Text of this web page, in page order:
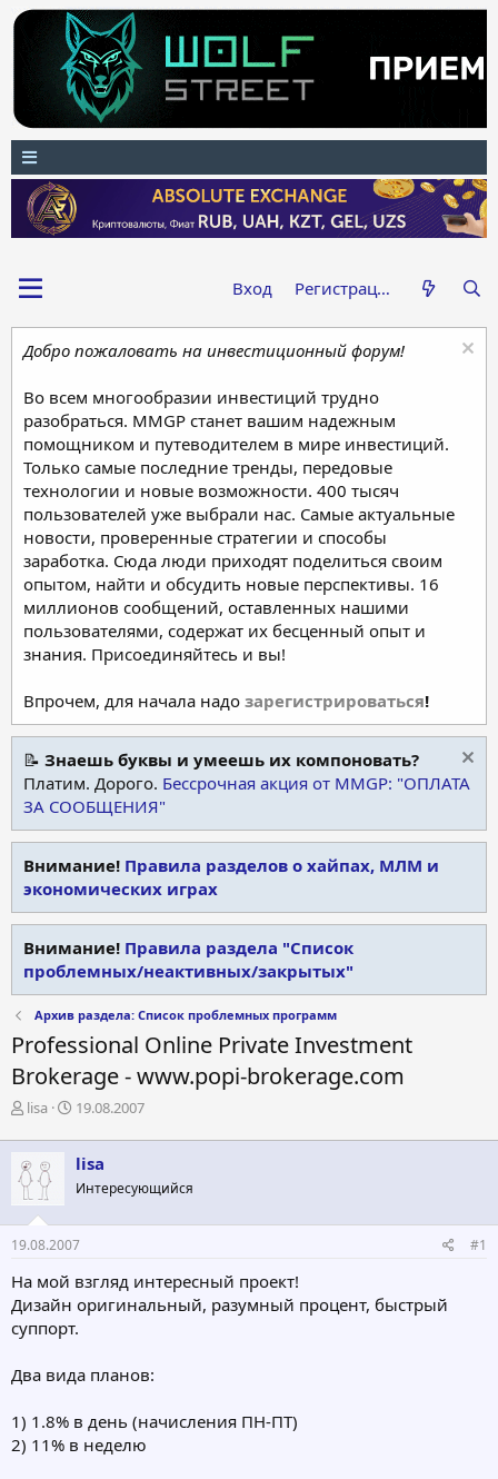
Вход Регистрация
Добро пожаловать на инвестиционный форум!
Во всем многообразии инвестиций трудно
разобраться. MMGP станет вашим надежным
помощником и путеводителем в мире инвестиций.
Только самые последние тренды, передовые
технологии и новые возможности. 400 тысяч
пользователей уже выбрали нас. Самые актуальные
новости, проверенные стратегии и способы
заработка. Сюда люди приходят поделиться своим
опытом, найти и обсудить новые перспективы. 16
миллионов сообщений, оставленных нашими
пользователями, содержат их бесценный опыт и
знания. Присоединяйтесь и вы!
Впрочем, для начала надо зарегистрироваться!
📝 Знаешь буквы и умеешь их компоновать?
Платим. Дорого. Бессрочная акция от MMGP: "ОПЛАТА
ЗА СООБЩЕНИЯ"
Внимание! Правила разделов о хайпах, МЛМ и
экономических играх
Внимание! Правила раздела "Список
проблемных/неактивных/закрытых"
Архив раздела: Список проблемных программ
Professional Online Private Investment
Brokerage - www.popi-brokerage.com
А
т
о
р
т
е
м
lisa
Д
т
а
н
ч
а
а
19.08.2007
lisa
Интересующийся
19.08.2007 #1
На мой взгляд интересный проект!
Дизайн оригинальный, разумный процент, быстрый
суппорт.
Два вида планов:
1) 1.8% в день (начисления ПН-ПТ)
2) 11% в неделю